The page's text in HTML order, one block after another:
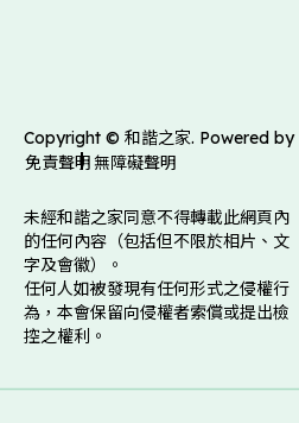
Copyright © 和諧之家. Powered by
免責聲明無障礙聲明
未經和諧之家同意不得轉載此網頁內
的任何內容（包括但不限於相片、文
字及會徽）。
任何人如被發現有任何形式之侵權行
為，本會保留向侵權者索償或提出檢
控之權利。